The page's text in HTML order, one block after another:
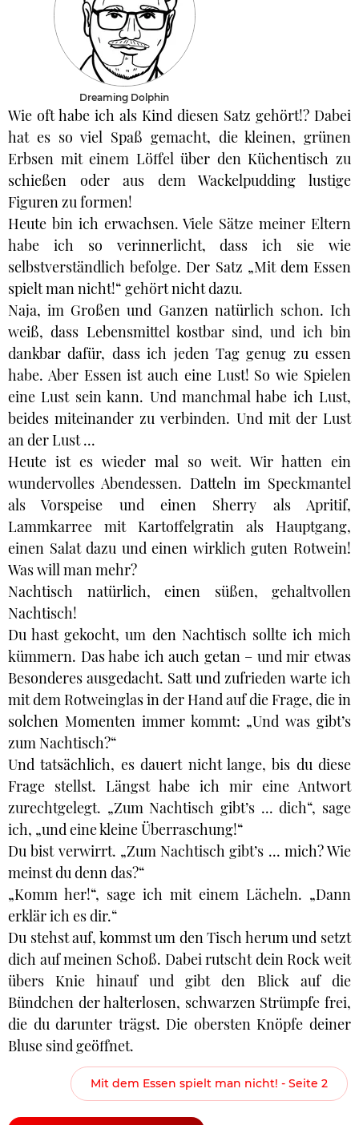
Dreaming Dolphin
Wie oft habe ich als Kind diesen Satz gehört!? Dabei
hat es so viel Spaß gemacht, die kleinen, grünen
Erbsen mit einem Löffel über den Küchentisch zu
schießen oder aus dem Wackelpudding lustige
Figuren zu formen!
Heute bin ich erwachsen. Viele Sätze meiner Eltern
habe ich so verinnerlicht, dass ich sie wie
selbstverständlich befolge. Der Satz „Mit dem Essen
spielt man nicht!“ gehört nicht dazu.
Naja, im Großen und Ganzen natürlich schon. Ich
weiß, dass Lebensmittel kostbar sind, und ich bin
dankbar dafür, dass ich jeden Tag genug zu essen
habe. Aber Essen ist auch eine Lust! So wie Spielen
eine Lust sein kann. Und manchmal habe ich Lust,
beides miteinander zu verbinden. Und mit der Lust
an der Lust ...
Heute ist es wieder mal so weit. Wir hatten ein
wundervolles Abendessen. Datteln im Speckmantel
als Vorspeise und einen Sherry als Apritif,
Lammkarree mit Kartoffelgratin als Hauptgang,
einen Salat dazu und einen wirklich guten Rotwein!
Was will man mehr?
Nachtisch natürlich, einen süßen, gehaltvollen
Nachtisch!
Du hast gekocht, um den Nachtisch sollte ich mich
kümmern. Das habe ich auch getan – und mir etwas
Besonderes ausgedacht. Satt und zufrieden warte ich
mit dem Rotweinglas in der Hand auf die Frage, die in
solchen Momenten immer kommt: „Und was gibt’s
zum Nachtisch?“
Und tatsächlich, es dauert nicht lange, bis du diese
Frage stellst. Längst habe ich mir eine Antwort
zurechtgelegt. „Zum Nachtisch gibt’s ... dich“, sage
ich, „und eine kleine Überraschung!“
Du bist verwirrt. „Zum Nachtisch gibt’s ... mich? Wie
meinst du denn das?“
„Komm her!“, sage ich mit einem Lächeln. „Dann
erklär ich es dir.“
Du stehst auf, kommst um den Tisch herum und setzt
dich auf meinen Schoß. Dabei rutscht dein Rock weit
übers Knie hinauf und gibt den Blick auf die
Bündchen der halterlosen, schwarzen Strümpfe frei,
die du darunter trägst. Die obersten Knöpfe deiner
Bluse sind geöffnet.
Mit dem Essen spielt man nicht! - Seite 2